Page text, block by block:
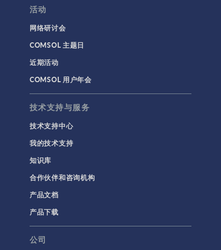
活动
网络研讨会
COMSOL 主题日
近期活动
COMSOL 用户年会
技术支持与服务
技术支持中心
我的技术支持
知识库
合作伙伴和咨询机构
产品文档
产品下载
公司